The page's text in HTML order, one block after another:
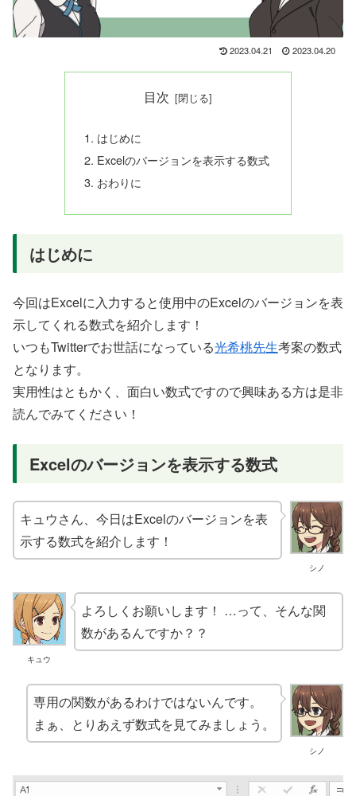
2023.04.21 2023.04.20
目次
はじめに
Excelのバージョンを表示する数式
おわりに
はじめに
今回はExcelに入力すると使用中のExcelのバージョンを表
示してくれる数式を紹介します！
いつもTwitterでお世話になっている光希桃先生考案の数式
となります。
実用性はともかく、面白い数式ですので興味ある方は是非
読んでみてください！
Excelのバージョンを表示する数式
シノ
キュウさん、今日はExcelのバージョンを表
示する数式を紹介します！
キュウ
よろしくお願いします！ …って、そんな関
数があるんですか？？
シノ
専用の関数があるわけではないんです。
まぁ、とりあえず数式を見てみましょう。